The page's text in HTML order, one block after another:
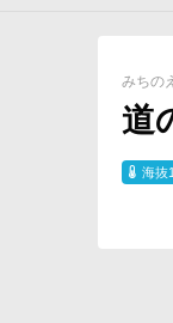
みちの
道
海抜